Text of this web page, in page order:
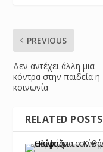
PREVIOUS
Δεν αντέχει άλλη μια
κόντρα στην παιδεία η
κοινωνία
RELATED POSTS